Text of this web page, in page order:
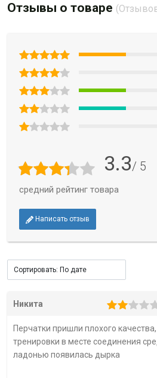
Отзывы о товаре
3.3/ 5
средний рейтинг товара
Написать отзыв
Никита
Перчатки пришли плохого
тренировки в месте соединения
ладонью появилась дырка